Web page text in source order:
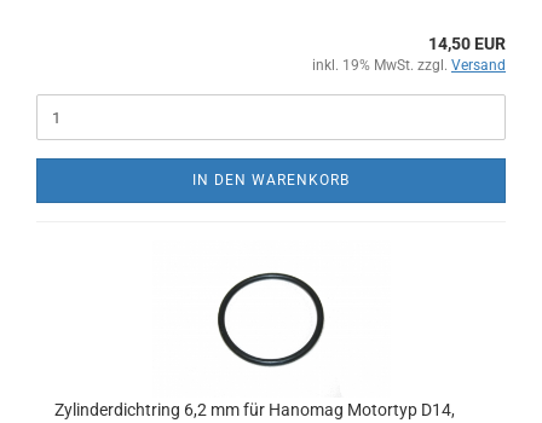
14,50 EUR
inkl. 19% MwSt. zzgl. Versand
IN DEN WARENKORB
Zylinderdichtring 6,2 mm für Hanomag Motortyp D14,